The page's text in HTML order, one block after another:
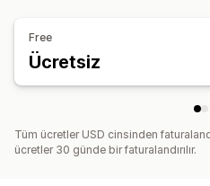
Free
Ücretsiz
Tüm ücretler USD cinsinden
ücretler 30 günde bir faturalandırılır.